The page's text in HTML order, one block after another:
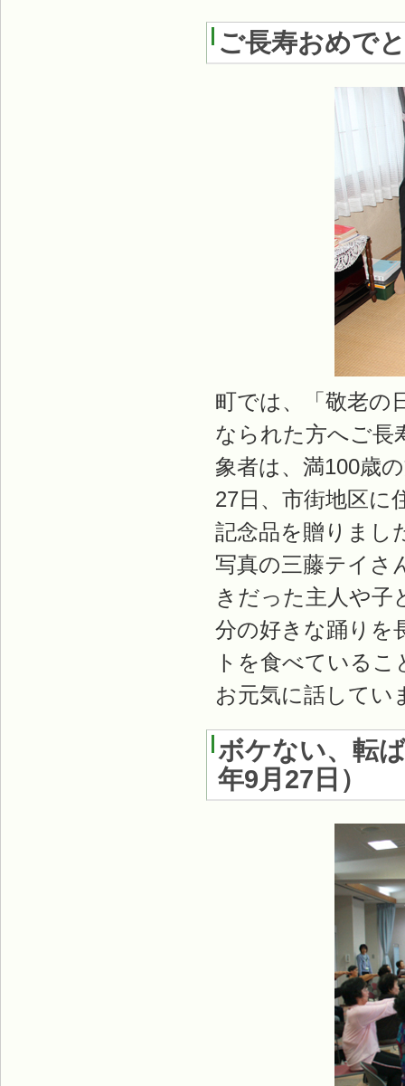
ご長寿おめで
町では、「敬老の
なられた方へご長
象者は、満100歳
27日、市街地区に
記念品を贈りまし
写真の三藤テイさ
きだった主人や
分の好きな踊りを
トを食べている
お元気に話してい
ボケない、転
年9月27日 ）